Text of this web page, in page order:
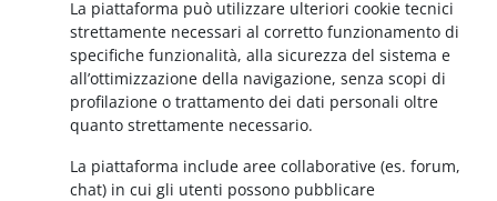
La piattaforma può utilizzare ulteriori cookie tecnici
strettamente necessari al corretto funzionamento di
specifiche funzionalità, alla sicurezza del sistema e
all’ottimizzazione della navigazione, senza scopi di
profilazione o trattamento dei dati personali oltre
quanto strettamente necessario.
La piattaforma include aree collaborative (es. forum,
chat) in cui gli utenti possono pubblicare